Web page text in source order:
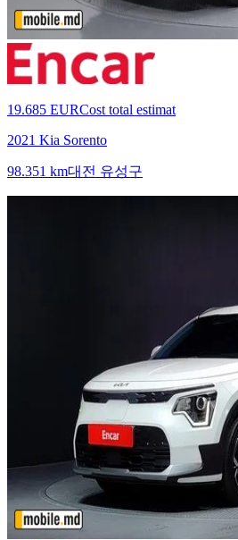
19.685 EURCost total estimat
2021 Kia Sorento
98.351 km대전 유성구